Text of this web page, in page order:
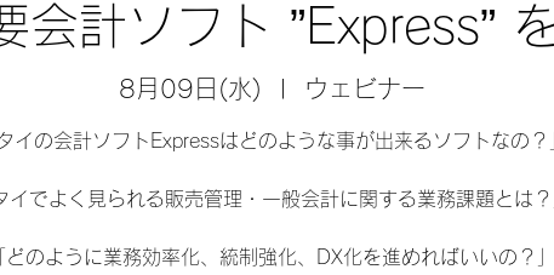
会計ソフト ”Express”
8月09日(水) ウェビナー
イの会計ソフトExpressはどのような事が出来るソフトなの？
イでよく見られる販売管理・一般会計に関する業務課題とは？
どのように業務効率化、統制強化、DX化を進めればいいの？」